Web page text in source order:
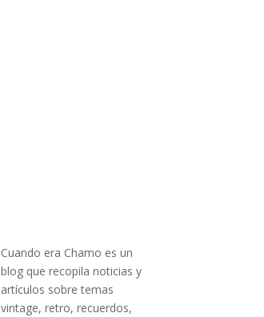
Cuando era Chamo es un
blog que recopila noticias y
artículos sobre temas
vintage, retro, recuerdos,